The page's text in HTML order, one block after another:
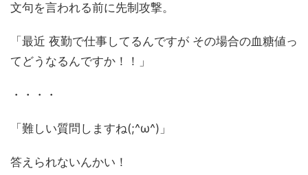
文句を言われる前に先制攻撃。
「最近 夜勤で仕事してるんですが その場合の血糖値っ
てどうなるんですか！！」
・・・・
「難しい質問しますね(;^ω^)」
答えられないんかい！